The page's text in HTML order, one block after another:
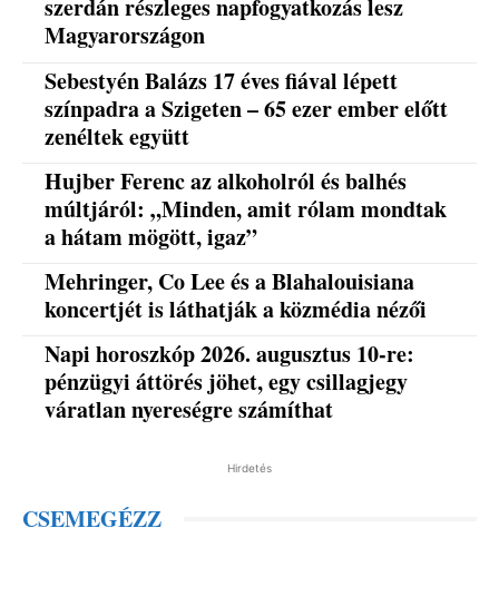
szerdán részleges napfogyatkozás lesz
Magyarországon
Sebestyén Balázs 17 éves fiával lépett
színpadra a Szigeten – 65 ezer ember előtt
zenéltek együtt
Hujber Ferenc az alkoholról és balhés
múltjáról: „Minden, amit rólam mondtak
a hátam mögött, igaz”
Mehringer, Co Lee és a Blahalouisiana
koncertjét is láthatják a közmédia nézői
Napi horoszkóp 2026. augusztus 10-re:
pénzügyi áttörés jöhet, egy csillagjegy
váratlan nyereségre számíthat
Hirdetés
CSEMEGÉZZ